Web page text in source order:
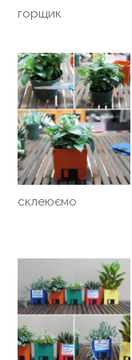
горщик
склеюємо